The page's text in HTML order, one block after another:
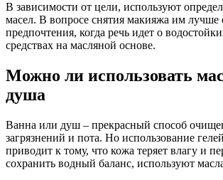
В зависимости от цели, используют
масел. В вопросе снятия макияжа им лучше
предпочтения, когда речь идет о
средствах на масляной основе.
Можно ли использовать
душа
Ванна или душ – прекрасный способ
загрязнений и пота. Но использование
приводит к тому, что кожа теряет влагу и
сохранить водный баланс, используют